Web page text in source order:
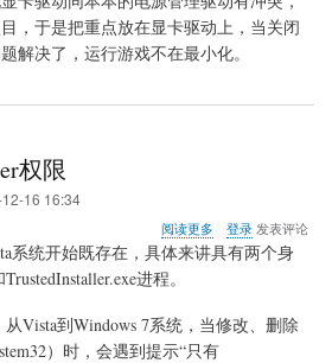
显
本
本
行
化
，于是把重点放在显卡驱动上，当关闭
解决了，运行游戏不在最小化。
权限
16 16:34
阅读更多
于
关
权
限
登录发表评论
统开始既存在，具体来讲具有两个身
进程。
从Vista到Windows 7系统，当修改、删除
）时，会遇到提示“只有